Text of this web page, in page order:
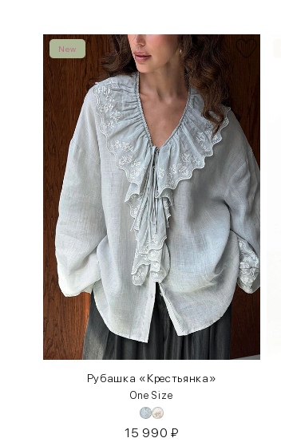
New
Рубашка «Крестьянка»
One Size
15 990₽